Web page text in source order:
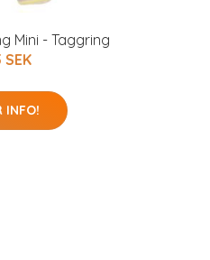
Mini - Taggring
SEK
INFO!